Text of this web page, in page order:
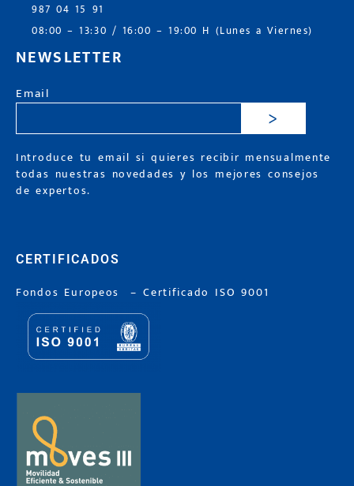
987 04 15 91
08:00 – 13:30 / 16:00 – 19:00 H (Lunes a Viernes)
NEWSLETTER
Email
>
Introduce tu email si quieres recibir mensualmente
todas nuestras novedades y los mejores consejos
de expertos.
CERTIFICADOS
Fondos Europeos –Certificado ISO 9001